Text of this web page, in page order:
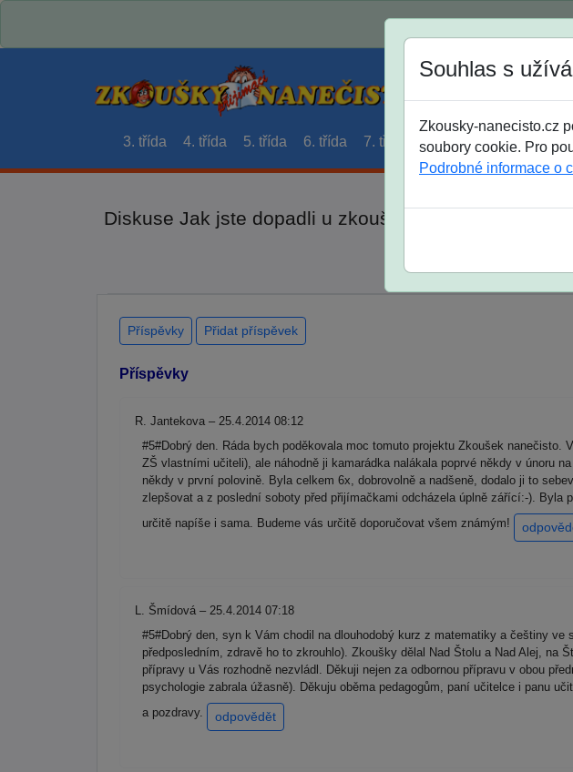
3. třída 4. třída 5. třída 6. třída 7. třída 8. třída 9. třída
Diskuse Jak jste dopadli u zkoušek na SŠ? Vaše
Souhlas s
Zkousky-nanecisto.cz
soubory cookie. Pro
Podrobné informace o
Příspěvky Přidat příspěvek
Příspěvky
R. Jantekova – 25.4.2014 08:12
#5#Dobrý den. Ráda bych poděkovala moc tomuto projektu Zkoušek
ZŠ vlastními učiteli), ale náhodně ji kamarádka nalákala poprvé někdy v únoru
někdy v první polovině. Byla celkem 6x, dobrovolně a nadšeně, dodalo ji to
zlepšovat a z poslední soboty před přijímačkami odcházela úplně zářící:-).
určitě napíše i sama. Budeme vás určitě doporučovat všem známým!
L. Šmídová – 25.4.2014 07:18
#5#Dobrý den, syn k Vám chodil na dlouhodobý kurz z matematiky a češtiny
předposledním, zdravě ho to zkrouhlo). Zkoušky dělal Nad Štolu a Nad Alej,
přípravy u Vás rozhodně nezvládl. Děkuji nejen za odbornou přípravu v obou
psychologie zabrala úžasně). Děkuju oběma pedagogům, paní učitelce i panu
a pozdravy.
odpovědět